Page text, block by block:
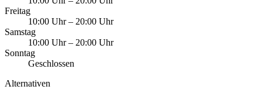
Freitag
10:00 Uhr– 20:00 Uhr
Samstag
10:00 Uhr– 20:00 Uhr
Sonntag
Geschlossen
Alternativen